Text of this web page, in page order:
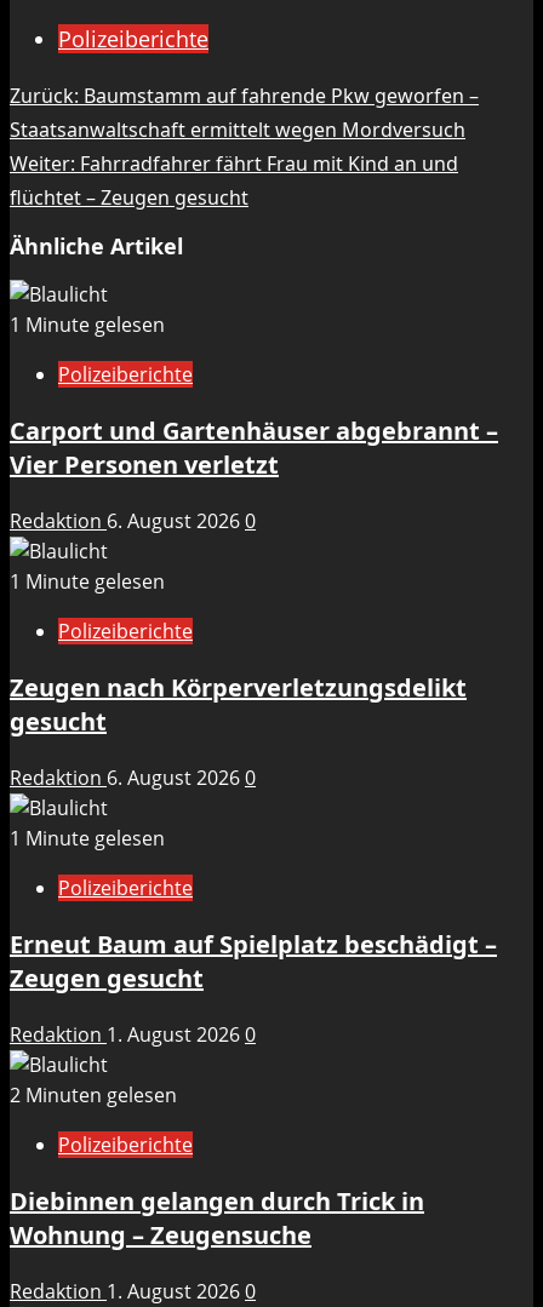
Polizeiberichte
Beitragsnavigation
Zurück: Baumstamm auf fahrende Pkw geworfen –
Staatsanwaltschaft ermittelt wegen Mordversuch
Weiter: Fahrradfahrer fährt Frau mit Kind an und
flüchtet – Zeugen gesucht
Ähnliche Artikel
1 Minute gelesen
Polizeiberichte
Carport und Gartenhäuser abgebrannt –
Vier Personen verletzt
Redaktion 6. August 20260
1 Minute gelesen
Polizeiberichte
Zeugen nach Körperverletzungsdelikt
gesucht
Redaktion 6. August 20260
1 Minute gelesen
Polizeiberichte
Erneut Baum auf Spielplatz beschädigt –
Zeugen gesucht
Redaktion 1. August 20260
2 Minuten gelesen
Polizeiberichte
Diebinnen gelangen durch Trick in
Wohnung – Zeugensuche
Redaktion 1. August 20260